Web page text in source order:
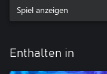
Spiel anzeigen
Enthalten in